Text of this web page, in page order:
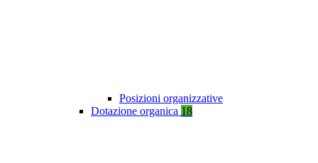
Posizioni organizzative
Dotazione organica 18